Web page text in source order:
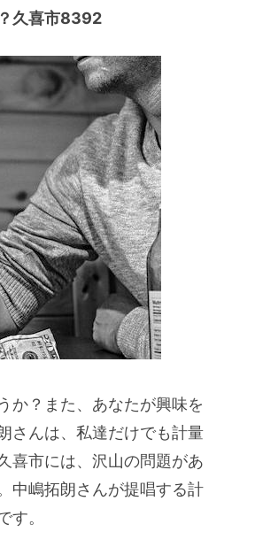
久喜市8392
か？また、あなたが興味を
さんは、私達だけでも計量
喜市には、沢山の問題があ
中嶋拓朗さんが提唱する計
す。